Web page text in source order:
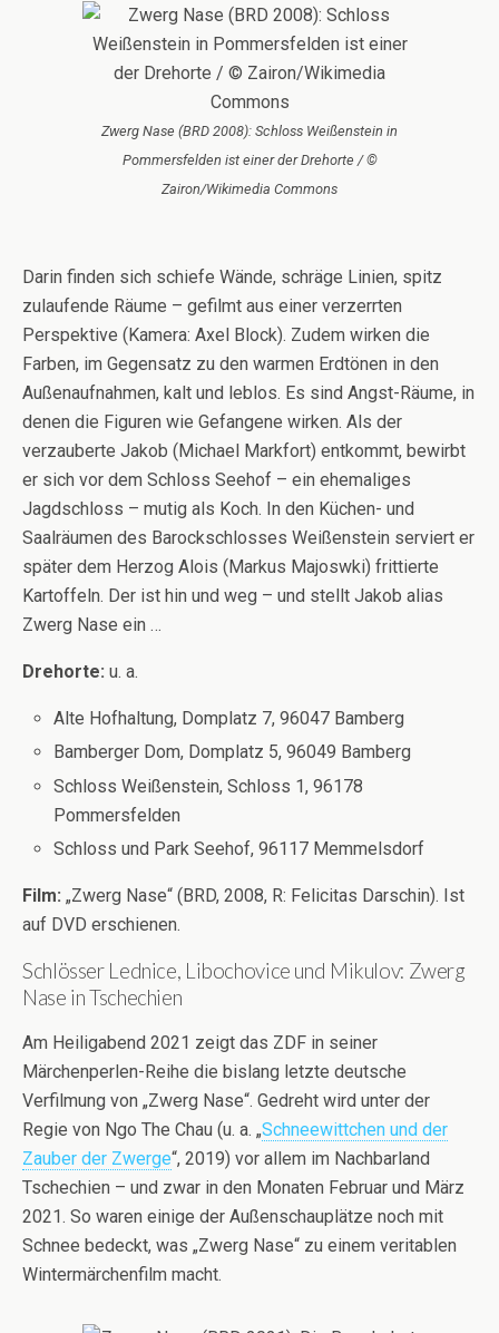
Zwerg Nase (BRD 2008): Schloss Weißenstein in
Pommersfelden ist einer der Drehorte / ©
Zairon/Wikimedia Commons
Darin finden sich schiefe Wände, schräge Linien, spitz
zulaufende Räume – gefilmt aus einer verzerrten
Perspektive (Kamera: Axel Block). Zudem wirken die
Farben, im Gegensatz zu den warmen Erdtönen in den
Außenaufnahmen, kalt und leblos. Es sind Angst-Räume, in
denen die Figuren wie Gefangene wirken. Als der
verzauberte Jakob (Michael Markfort) entkommt, bewirbt
er sich vor dem Schloss Seehof – ein ehemaliges
Jagdschloss – mutig als Koch. In den Küchen- und
Saalräumen des Barockschlosses Weißenstein serviert er
später dem Herzog Alois (Markus Majoswki) frittierte
Kartoffeln. Der ist hin und weg – und stellt Jakob alias
Zwerg Nase ein …
Drehorte: u. a.
Alte Hofhaltung, Domplatz 7, 96047 Bamberg
Bamberger Dom, Domplatz 5, 96049 Bamberg
Schloss Weißenstein, Schloss 1, 96178
Pommersfelden
Schloss und Park Seehof, 96117 Memmelsdorf
Film: „Zwerg Nase“ (BRD, 2008, R: Felicitas Darschin). Ist
auf DVD erschienen.
Schlösser Lednice, Libochovice und Mikulov: Zwerg
Nase in Tschechien
Am Heiligabend 2021 zeigt das ZDF in seiner
Märchenperlen-Reihe die bislang letzte deutsche
Verfilmung von „Zwerg Nase“. Gedreht wird unter der
Regie von Ngo The Chau (u. a. „Schneewittchen und der
Zauber der Zwerge“, 2019) vor allem im Nachbarland
Tschechien – und zwar in den Monaten Februar und März
2021. So waren einige der Außenschauplätze noch mit
Schnee bedeckt, was „Zwerg Nase“ zu einem veritablen
Wintermärchenfilm macht.